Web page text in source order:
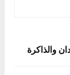
والذاكرة